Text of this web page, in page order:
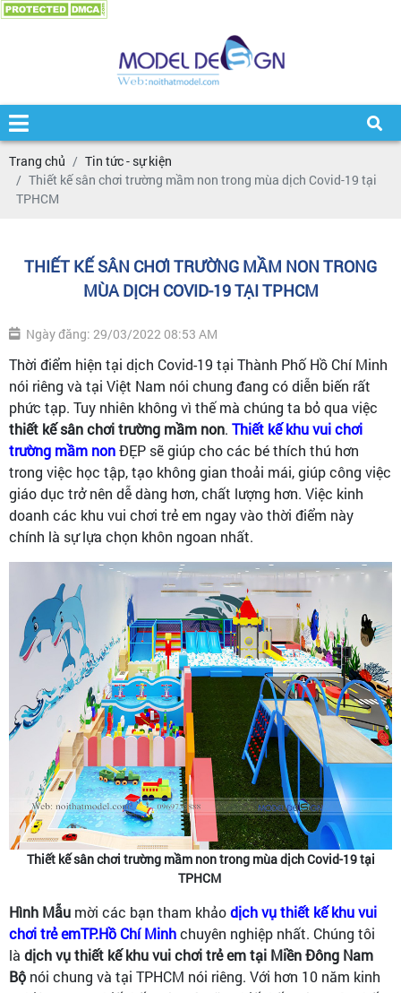
Trang chủ
Tin tức - sự kiện
Thiết kế sân chơi trường mầm non trong mùa dịch Covid-19 tại
TPHCM
THIẾT KẾ SÂN CHƠI TRƯỜNG MẦM NON TRONG
MÙA DỊCH COVID-19 TẠI TPHCM
Ngày đăng: 29/03/2022 08:53 AM
Thời điểm hiện tại dịch Covid-19 tại Thành Phố Hồ Chí Minh
nói riêng và tại Việt Nam nói chung đang có diễn biến rất
phức tạp. Tuy nhiên không vì thế mà chúng ta bỏ qua việc
thiết kế sân chơi trường mầm non. Thiết kế khu vui chơi
trường mầm nonĐẸP sẽ giúp cho các bé thích thú hơn
trong việc học tập, tạo không gian thoải mái, giúp công việc
giáo dục trở nên dễ dàng hơn, chất lượng hơn. Việc kinh
doanh các khu vui chơi trẻ em ngay vào thời điểm này
chính là sự lựa chọn khôn ngoan nhất.
Thiết kế sân chơi trường mầm non trong mùa dịch Covid-19 tại
TPHCM
Hình Mẫu mời các bạn tham khảodịch vụ thiết kế khu vui
chơi trẻ emTP.Hồ Chí Minhchuyên nghiệp nhất. Chúng tôi
là dịch vụ thiết kế khu vui chơi trẻ em tại Miền Đông Nam
Bộ nói chung và tại TPHCM nói riêng. Với hơn 10 năm kinh